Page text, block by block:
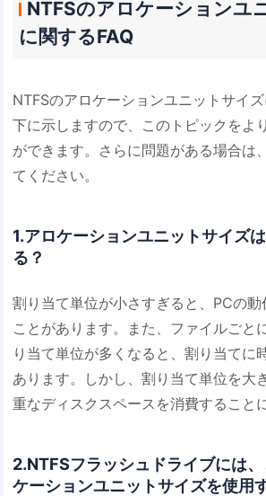
NTFSのアロケーションユ
に関するFAQ
NTFSのアロケーションユニットサイ
下に示しますので、このトピックをよ
ができます。さらに問題がある場合は
てください。
1.アロケーションユニットサイズ
る？
割り当て単位が小さすぎると、PCの動
ことがあります。また、ファイルごと
り当て単位が多くなると、割り当てに
あります。しかし、割り当て単位を大
重なディスクスペースを消費すること
2.NTFSフラッシュドライブには
ケーションユニットサイズを使用